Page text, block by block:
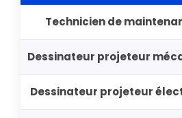
Technicien de
Dessinateur projeteur
Dessinateur projeteur